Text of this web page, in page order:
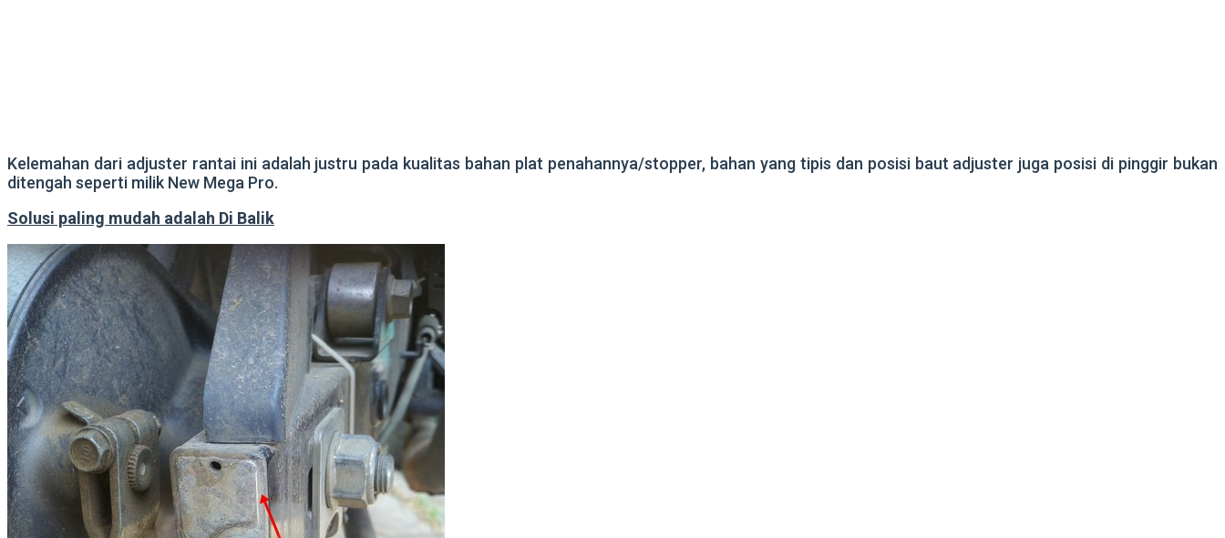
Kelemahan dari adjuster rantai ini adalah justru pada kualitas bahan plat penahannya/stopper, bahan yang tipis dan posisi baut adjuster juga posisi di pinggir bukan
ditengah seperti milik New Mega Pro.
Solusi paling mudah adalah Di Balik